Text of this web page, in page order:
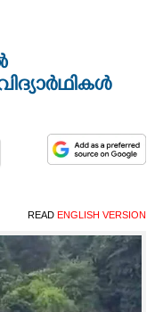
READ ENGLISH VERSION